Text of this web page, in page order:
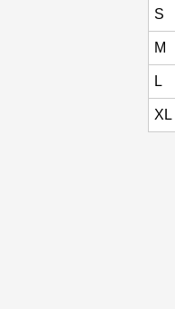
S
M
L
XL